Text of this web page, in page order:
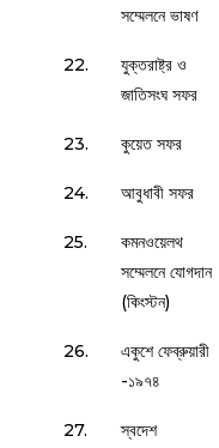
সম্মেলনে ভাষণ
22.
যুক্তরাষ্ট্র ও
জাতিসংঘ সফর
23. কুয়েত সফর
24. আবুধাবী সফর
25.
কমনওয়েলথ
সম্মেলনে যোগদান
(কিংস্টন)
26.
একুশে ফেব্রুয়ারী
-১৯৭৪
27.
স্বদেশ